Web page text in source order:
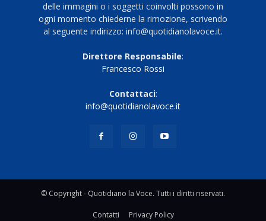
delle immagini o i soggetti coinvolti possono in
ogni momento chiederne la rimozione, scrivendo
al seguente indirizzo: info@quotidianolavoce.it.
Direttore Responsabile:
Francesco Rossi
Contattaci:
info@quotidianolavoce.it
© Copyright - Quotidiano la Voce. Tutti i diritti riservati.
Contatti Privacy Policy